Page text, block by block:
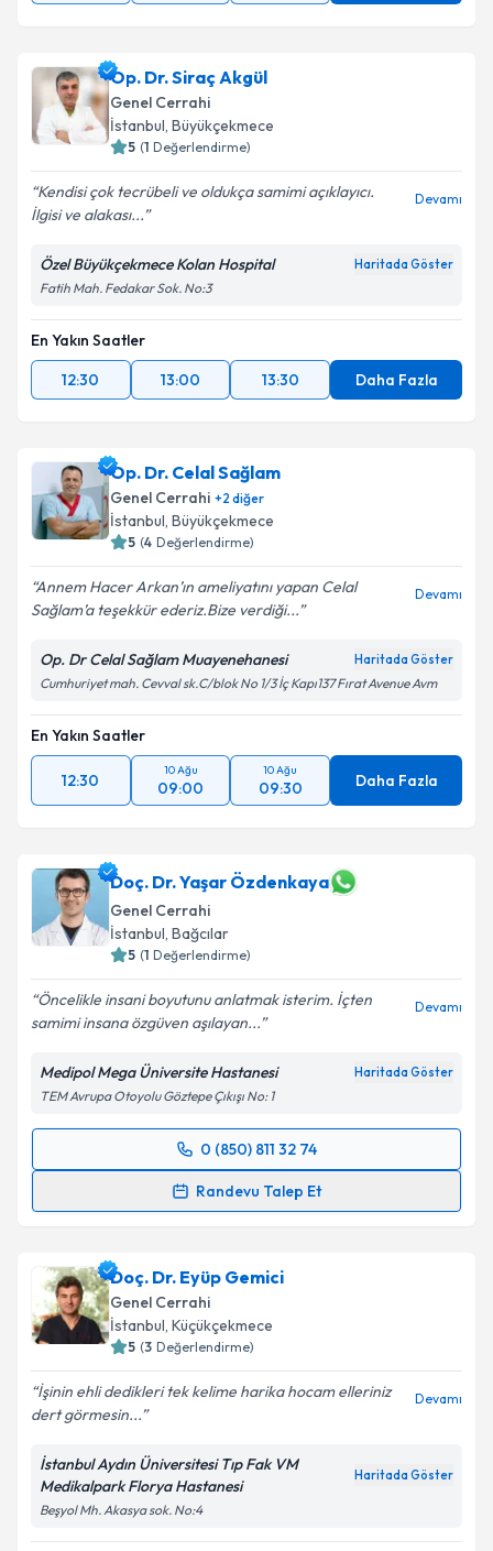
Op. Dr. Siraç Akgül
Genel Cerrahi
İstanbul, Büyükçekmece
5 (1 Değerlendirme)
Kendisi çok tecrübeli ve oldukça samimi açıklayıcı.
İlgisi ve alakası...
Devamı
Özel Büyükçekmece Kolan Hospital Haritada Göster
Fatih Mah. Fedakar Sok. No:3
En Yakın Saatler
12:30
13:00 13:30 Daha Fazla
Op. Dr. Celal Sağlam
Genel Cerrahi +2 diğer
İstanbul, Büyükçekmece
5 (4 Değerlendirme)
Annem Hacer Arkan’ın ameliyatını yapan Celal
Sağlam’a teşekkür ederiz.Bize verdiği...
Devamı
Op. Dr Celal Sağlam Muayenehanesi Haritada Göster
Cumhuriyet mah. Cevval sk.C/blok No 1/3 İç Kapı137 Fırat Avenue Avm
En Yakın Saatler
12:30
10 Ağu
09:00
10 Ağu
09:30 Daha Fazla
Doç. Dr. Yaşar Özdenkaya
Genel Cerrahi
İstanbul, Bağcılar
5 (1 Değerlendirme)
Öncelikle insani boyutunu anlatmak isterim. İçten
samimi insana özgüven aşılayan...
Devamı
Medipol Mega Üniversite Hastanesi Haritada Göster
TEM Avrupa Otoyolu Göztepe Çıkışı No: 1
0 (850) 811 32 74
Randevu Talep Et
Randevu Takvimi Talebi
için bir takvim hazırlandığında e-posta ile
bilgilendireceğiz.
E-posta Adresiniz
Kişisel verilerimin işlenmesine ilişkin
Metni'ni okudum ve kişisel verilerimin belirtilen
kapsamda işlenmesini kabul ediyorum.
Doç. Dr. Eyüp Gemici
Genel Cerrahi
İstanbul, Küçükçekmece
5 (3 Değerlendirme)
İşinin ehli dedikleri tek kelime harika hocam elleriniz
dert görmesin...
Devamı
İstanbul Aydın Üniversitesi Tıp Fak VM
Medikalpark Florya Hastanesi
Haritada Göster
Beşyol Mh. Akasya sok. No:4